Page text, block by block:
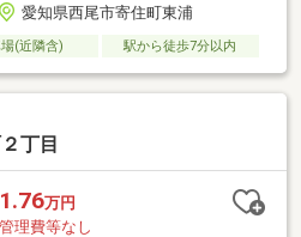
愛知県西尾市寄住町東浦
(近隣含) 駅から徒歩7分以内
丁目
1.76万円
管理費等なし